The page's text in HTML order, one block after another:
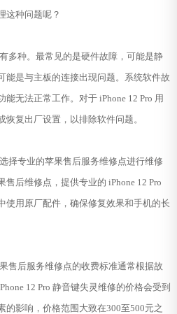
这种问题呢？
种。最常见的是硬件故障，可能是静
能是与主板的连接出现问题。系统软件故
无法正常工作。对于 iPhone 12 Pro 用
复出厂设置，以排除软件问题。
专业的苹果售后服务维修点进行维修
后维修点，提供专业的 iPhone 12 Pro
使用原厂配件，确保修复效果和手机的长
后服务维修点的收费标准通常根据故
12 Pro 静音键失灵维修的价格会受到
的影响，价格范围大致在300至500元之